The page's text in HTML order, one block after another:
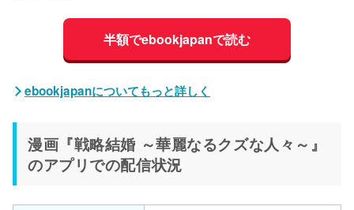
半額でebookjapanで読む
ebookjapanについてもっと詳しく
漫画『戦略結婚 ～華麗なるクズな人々～』
のアプリでの配信状況